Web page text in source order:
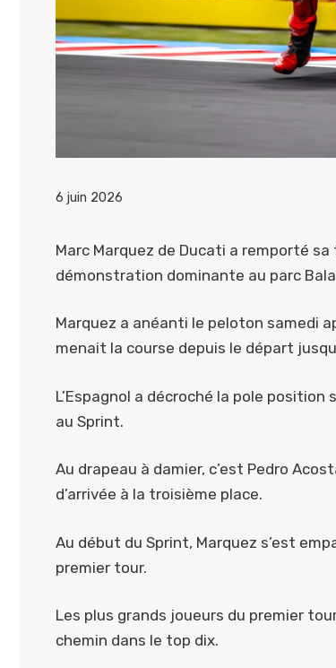
6 juin 2026
Marc Marquez de Ducati a remporté
démonstration dominante au parc
Marquez a anéanti le peloton samedi
menait la course depuis le départ
L’Espagnol a décroché la pole
au Sprint.
Au drapeau à damier, c’est Pedro
d’arrivée à la troisième place.
Au début du Sprint, Marquez s’est
premier tour.
Les plus grands joueurs du premier
chemin dans le top dix.